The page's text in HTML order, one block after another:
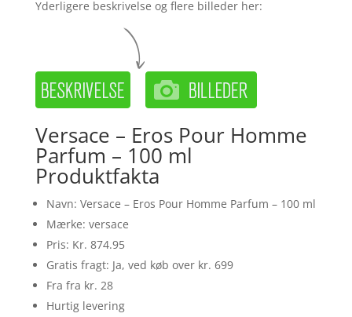
Yderligere beskrivelse og flere billeder her:
Versace – Eros Pour Homme
Parfum – 100 ml
Produktfakta
Navn: Versace – Eros Pour Homme Parfum – 100 ml
Mærke: versace
Pris: Kr. 874.95
Gratis fragt: Ja, ved køb over kr. 699
Fra fra kr. 28
Hurtig levering